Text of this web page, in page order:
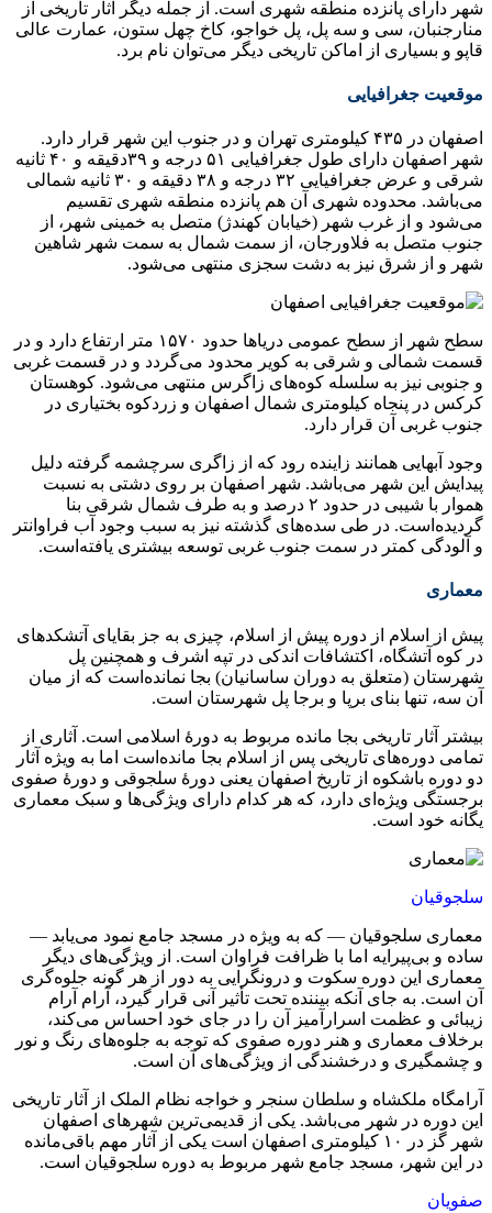
شهر دارای پانزده منطقه شهری است. از جمله دیگر آثار تاریخی از
منارجنبان، سی و سه پل، پل خواجو، کاخ چهل ستون، عمارت عالی
قاپو و بسیاری از اماکن تاریخی دیگر می‌توان نام برد.
موقعیت جغرافیایی
اصفهان در ۴۳۵ کیلومتری تهران و در جنوب این شهر قرار دارد.
شهر اصفهان دارای طول جغرافیایی ۵۱ درجه و ۳۹دقیقه و ۴۰ ثانیه
شرقی و عرض جغرافیایی ۳۲ درجه و ۳۸ دقیقه و ۳۰ ثانیه شمالی
می‌باشد. محدوده شهری آن هم پانزده منطقه شهری تقسیم
می‌شود و از غرب شهر (خیابان کهندژ) متصل به خمینی شهر، از
جنوب متصل به فلاورجان، از سمت شمال به سمت شهر شاهین
شهر و از شرق نیز به دشت سجزی منتهی می‌شود.
سطح شهر از سطح عمومی دریاها حدود ۱۵۷۰ متر ارتفاع دارد و در
قسمت شمالی و شرقی به کویر محدود می‌گردد و در قسمت غربی
و جنوبی نیز به سلسله کوه‌های زاگرس منتهی می‌شود. کوهستان
کرکس در پنجاه کیلومتری شمال اصفهان و زردکوه بختیاری در
جنوب غربی آن قرار دارد.
وجود آبهایی همانند زاینده رود که از زاگری سرچشمه گرفته دلیل
پیدایش این شهر می‌باشد. شهر اصفهان بر روی دشتی به نسبت
هموار با شیبی در حدود ۲ درصد و به طرف شمال شرقی بنا
گردیده‌است. در طی سده‌های گذشته نیز به سبب وجود آب فراوانتر
و آلودگی کمتر در سمت جنوب غربی توسعه بیشتری یافته‌است.
معماری
پیش از اسلام از دوره پیش از اسلام، چیزی به جز بقایای آتشکدهای
در کوه آتشگاه، اکتشافات اندکی در تپه اشرف و همچنین پل
شهرستان (متعلق به دوران ساسانیان) بجا نمانده‌است که از میان
آن سه، تنها بنای برپا و برجا پل شهرستان است.
بیشتر آثار تاریخی بجا مانده مربوط به دورهٔ اسلامی است. آثاری از
تمامی دوره‌های تاریخی پس از اسلام بجا مانده‌است اما به ویژه آثار
دو دوره باشکوه از تاریخ اصفهان یعنی دورهٔ سلجوقی و دورهٔ صفوی
برجستگی ویژه‌ای دارد، که هر کدام دارای ویژگی‌ها و سبک معماری
یگانه خود است.
سلجوقیان
معماری سلجوقیان — که به ویژه در مسجد جامع نمود می‌یابد —
ساده و بی‌پیرایه اما با ظرافت فراوان است. از ویژگی‌های دیگر
معماری این دوره سکوت و درونگرایی به دور از هر گونه جلوه‌گری
آن است. به جای آنکه بیننده تحت تأثیر آنی قرار گیرد، آرام آرام
زیبائی و عظمت اسرارآمیز آن را در جای خود احساس می‌کند،
برخلاف معماری و هنر دوره صفوی که توجه به جلوه‌های رنگ و نور
و چشمگیری و درخشندگی از ویژگی‌های آن است.
آرامگاه ملکشاه و سلطان سنجر و خواجه نظام الملک از آثار تاریخی
این دوره در شهر می‌باشد. یکی از قدیمی‌ترین شهرهای اصفهان
شهر گز در ۱۰ کیلومتری اصفهان است یکی از آثار مهم باقی‌مانده
در این شهر، مسجد جامع شهر مربوط به دوره سلجوقیان است.
صفویان